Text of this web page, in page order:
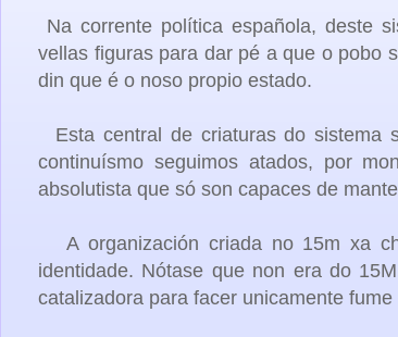
Na corrente política española, deste
vellas figuras para dar pé a que o pobo
din que é o noso propio estado.
Esta central de criaturas do
continuísmo seguimos atados, por
absolutista que só son capaces de
A organización criada no 15m xa
identidade. Nótase que non era do
catalizadora para facer unicamente fume